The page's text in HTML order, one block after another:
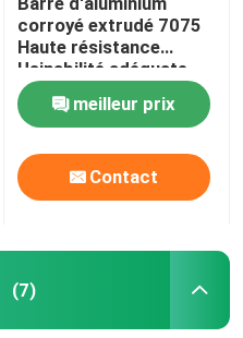
corroyé extrudé 7075
Haute résistance
Usinabilité adéquate
meilleur prix
Contact
(7)